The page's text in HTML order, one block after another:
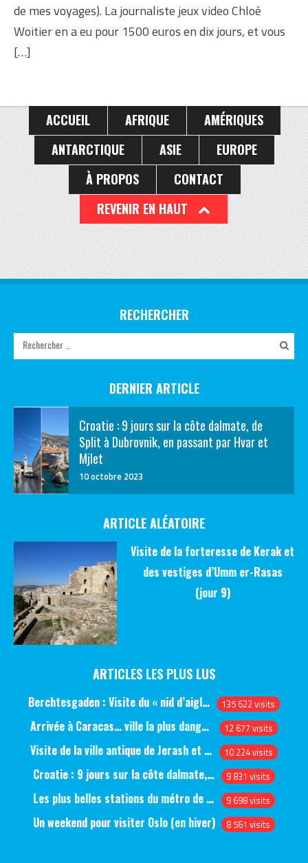
de mes voyages). La journaliste jeux video Chloé
Woitier en a eu pour 1500 euros en dix jours, et vous
[…]
ACCUEIL AFRIQUE
AMÉRIQUES
ANTARCTIQUE
ASIE
EUROPE
À PROPOS
CONTACT
REVENIR EN HAUT
RECHERCHER
DERNIER ARTICLE
Croatie : 9 jours sur la côte dalmate, de
Split à Dubrovnik, en passant par Hvar et
Mjlet
10 octobre 2023
ARTICLE ALÉATOIRE
Visite de la forteresse de Kerak et
des vestiges d’Umm er-Rasas
(jour 9)
ARTICLES LES PLUS LUS
Berchtesgaden : Visite du « nid d’aigle » et des bunkers d’Hitler 135 622 visits
Arrivée à Caracas… ville la plus dangereuse du monde (jour 1) 12 677 visits
Visite de la ville antique de Jerash et du château d’Ajlun (jour 1) 10 224 visits
Croatie : 9 jours sur la côte dalmate, de Split à Dubrovnik, en passant par Hvar et Mjlet 9 831 visits
Les plus belles stations du métro de Saint-Pétersbourg 9 698 visits
Un weekend pour visiter Oslo (en hiver) 8 561 visits